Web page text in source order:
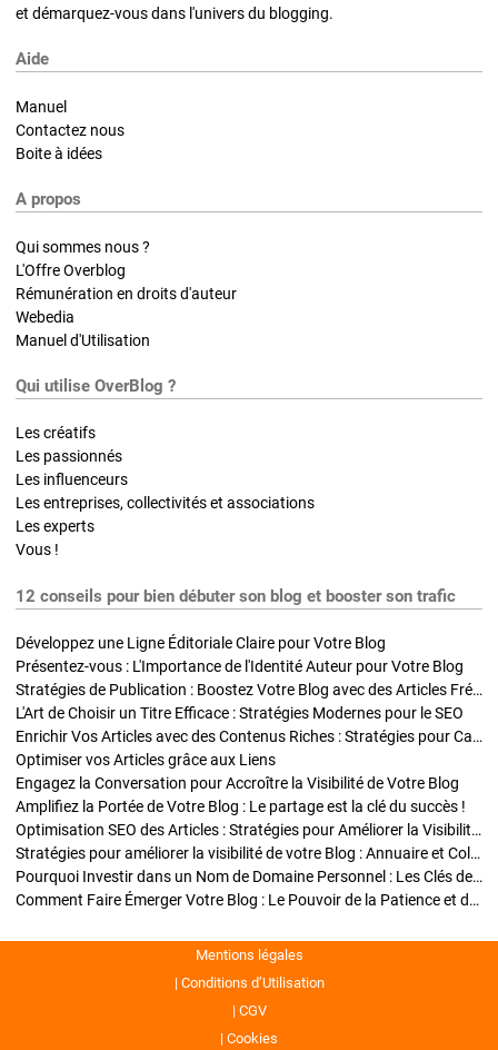
et démarquez-vous dans l'univers du blogging.
Aide
Manuel
Contactez nous
Boite à idées
A propos
Qui sommes nous ?
L'Offre Overblog
Rémunération en droits d'auteur
Webedia
Manuel d'Utilisation
Qui utilise OverBlog ?
Les créatifs
Les passionnés
Les influenceurs
Les entreprises, collectivités et associations
Les experts
Vous !
12 conseils pour bien débuter son blog et booster son trafic
Développez une Ligne Éditoriale Claire pour Votre Blog
Présentez-vous : L'Importance de l'Identité Auteur pour Votre Blog
Stratégies de Publication : Boostez Votre Blog avec des Articles Fréquents et Exclusifs
L'Art de Choisir un Titre Efficace : Stratégies Modernes pour le SEO
Enrichir Vos Articles avec des Contenus Riches : Stratégies pour Captiver et Optimiser
Optimiser vos Articles grâce aux Liens
Engagez la Conversation pour Accroître la Visibilité de Votre Blog
Amplifiez la Portée de Votre Blog : Le partage est la clé du succès !
Optimisation SEO des Articles : Stratégies pour Améliorer la Visibilité de Votre Blog
Stratégies pour améliorer la visibilité de votre Blog : Annuaire et Collaborations
Pourquoi Investir dans un Nom de Domaine Personnel : Les Clés de la Réussite de Votre Blog
Comment Faire Émerger Votre Blog : Le Pouvoir de la Patience et de la Persévérance
Mentions légales
Conditions d’Utilisation
CGV
Cookies